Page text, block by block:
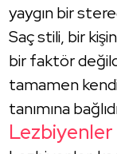
yaygın bir
Saç stili, bir
bir faktör
tamamen
tanımına
Lezbiyenler